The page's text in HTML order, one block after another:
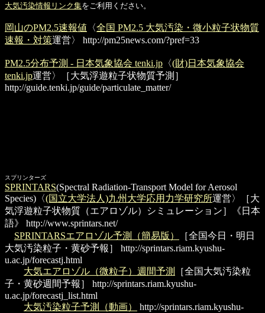
大気汚染情報リンク集をご利用ください。
岡山のPM2.5速報値 〈全国 PM2.5 大気汚染・微小粒子状物質
速報・対策運営〉 http://pm25news.com/?pref=33
PM2.5分布予測 - 日本気象協会 tenki.jp 〈(財)日本気象協会
tenki.jp運営〉［大気浮遊粒子状物質予測］
http://guide.tenki.jp/guide/particulate_matter/
スプリンターズ
SPRINTARS(Spectral Radiation-Transport Model for Aerosol
Species)〈(国立大学法人)九州大学応用力学研究所運営〉［大
気浮遊粒子状物質（エアロゾル）シミュレーション］《日本
語》
http://www.sprintars.net/
SPRINTARSエアロゾル予測（簡易版）
［全国今日・明日
大気汚染粒子・黄砂予報］
http://sprintars.riam.kyushu-
u.ac.jp/forecastj.html
大気エアロゾル（微粒子）週間予測
［全国大気汚染粒
子・黄砂週間予報］
http://sprintars.riam.kyushu-
u.ac.jp/forecastj_list.html
大気汚染粒子予測（動画）
http://sprintars.riam.kyushu-